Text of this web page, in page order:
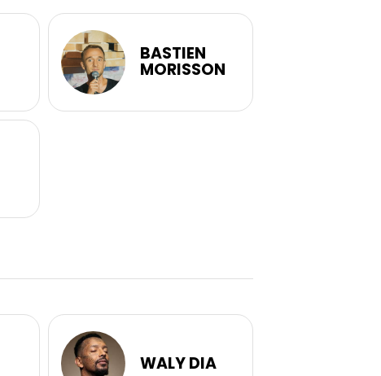
BASTIEN
MORISSON
WALY DIA